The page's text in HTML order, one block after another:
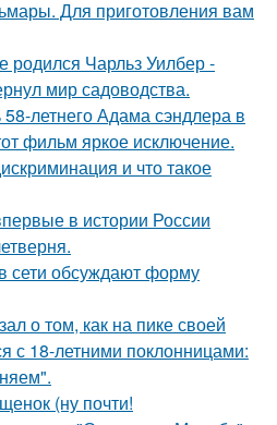
Для приготовления вам
родился Чарльз Уилбер -
мир садоводства.
летнего Адама сэндлера в
фильм яркое исключение.
и что такое
в истории России
сети обсуждают форму
о том, как на пике своей
с 18-летними поклонницами:
(ну почти!